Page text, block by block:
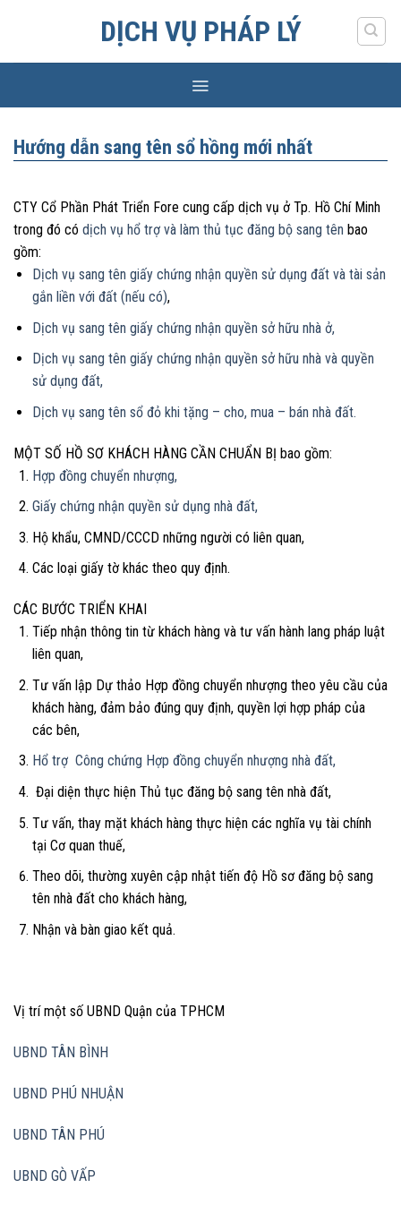
DỊCH VỤ PHÁP LÝ
Hướng dẫn sang tên sổ hồng mới nhất
CTY Cổ Phần Phát Triển Fore cung cấp dịch vụ ở Tp. Hồ Chí Minh
trong đó có dịch vụ hổ trợ và làm thủ tục đăng bộ sang tên bao
gồm:
Dịch vụ sang tên giấy chứng nhận quyền sử dụng đất và tài sản
gắn liền với đất (nếu có),
Dịch vụ sang tên giấy chứng nhận quyền sở hữu nhà ở,
Dịch vụ sang tên giấy chứng nhận quyền sở hữu nhà và quyền
sử dụng đất,
Dịch vụ sang tên sổ đỏ khi tặng – cho, mua – bán nhà đất.
MỘT SỐ HỒ SƠ KHÁCH HÀNG CẦN CHUẨN BỊ bao gồm:
Hợp đồng chuyển nhượng,
Giấy chứng nhận quyền sử dụng nhà đất,
Hộ khẩu, CMND/CCCD những người có liên quan,
Các loại giấy tờ khác theo quy định.
CÁC BƯỚC TRIỂN KHAI
Tiếp nhận thông tin từ khách hàng và tư vấn hành lang pháp luật
liên quan,
Tư vấn lập Dự thảo Hợp đồng chuyển nhượng theo yêu cầu của
khách hàng, đảm bảo đúng quy định, quyền lợi hợp pháp của
các bên,
Hổ trợ Công chứng Hợp đồng chuyển nhượng nhà đất,
Đại diện thực hiện Thủ tục đăng bộ sang tên nhà đất,
Tư vấn, thay mặt khách hàng thực hiện các nghĩa vụ tài chính
tại Cơ quan thuế,
Theo dõi, thường xuyên cập nhật tiến độ Hồ sơ đăng bộ sang
tên nhà đất cho khách hàng,
Nhận và bàn giao kết quả.
Vị trí một số UBND Quận của TPHCM
UBND TÂN BÌNH
UBND PHÚ NHUẬN
UBND TÂN PHÚ
UBND GÒ VẤP